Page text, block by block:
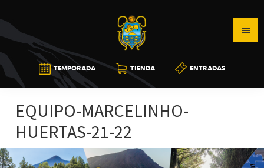
a
la
navegación
principal
al
contenido
principal
a
la
barra
lateral
principal
CB
CANARIAS
TEMPORADA TIENDA ENTRADAS
EQUIPO-MARCELINHO-
HUERTAS-21-22